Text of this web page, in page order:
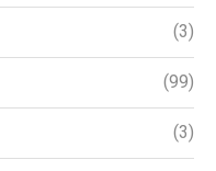
(3)
(99)
(3)